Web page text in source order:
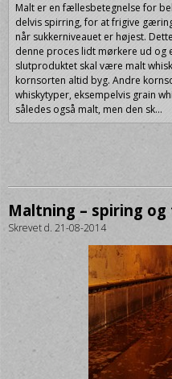
Malt er en fællesbetegnelse for
delvis spirring, for at frigive
når sukkerniveauet er højest.
denne proces lidt mørkere ud og
slutproduktet skal være malt
kornsorten altid byg. Andre
whiskytyper, eksempelvis grain
således også malt, men den sk...
Maltning – spiring
Skrevet d. 21-08-2014